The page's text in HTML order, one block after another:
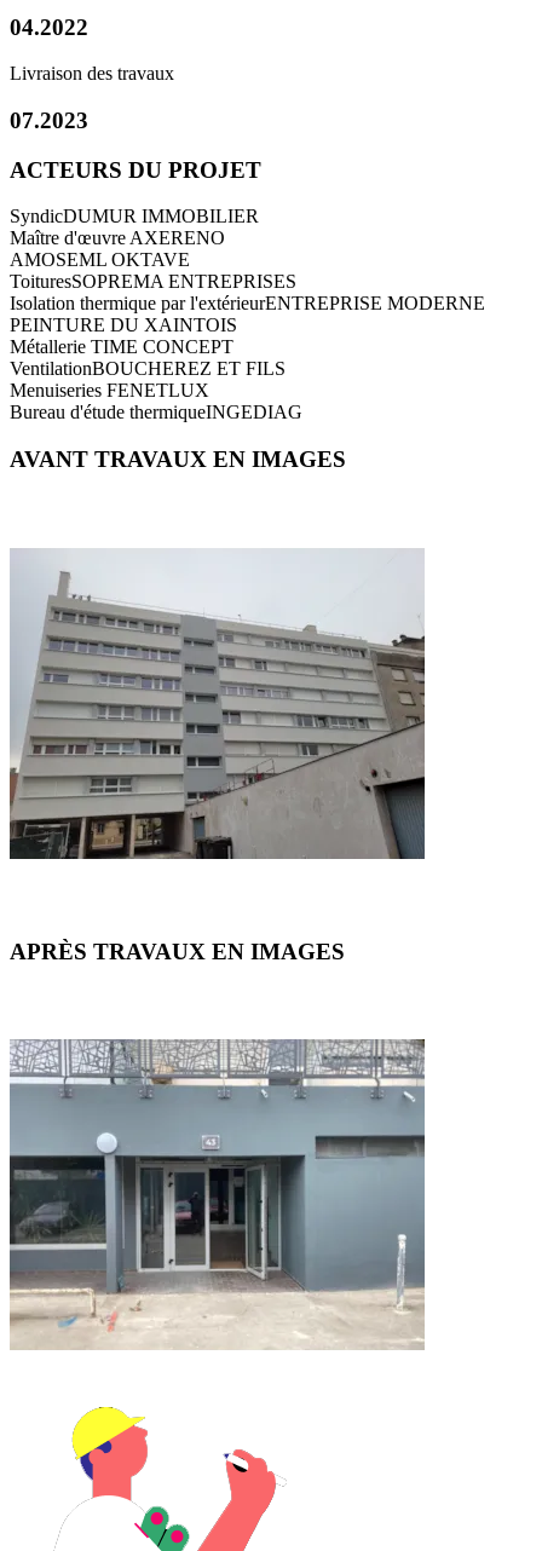
04.2022
Livraison des travaux
07.2023
ACTEURS DU PROJET
SyndicDUMUR IMMOBILIER
Maître d'œuvreAXERENO
AMOSEML OKTAVE
ToituresSOPREMA ENTREPRISES
Isolation thermique par l'extérieurENTREPRISE MODERNE
PEINTURE DU XAINTOIS
Métallerie TIME CONCEPT
VentilationBOUCHEREZ ET FILS
Menuiseries FENETLUX
Bureau d'étude thermiqueINGEDIAG
AVANT TRAVAUX EN IMAGES
APRÈS TRAVAUX EN IMAGES